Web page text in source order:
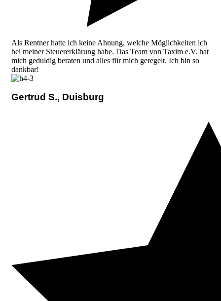
Als Rentner hatte ich keine Ahnung, welche Möglichkeiten ich
bei meiner Steuererklärung habe. Das Team von Taxim e.V. hat
mich geduldig beraten und alles für mich geregelt. Ich bin so
dankbar!
Gertrud S., Duisburg